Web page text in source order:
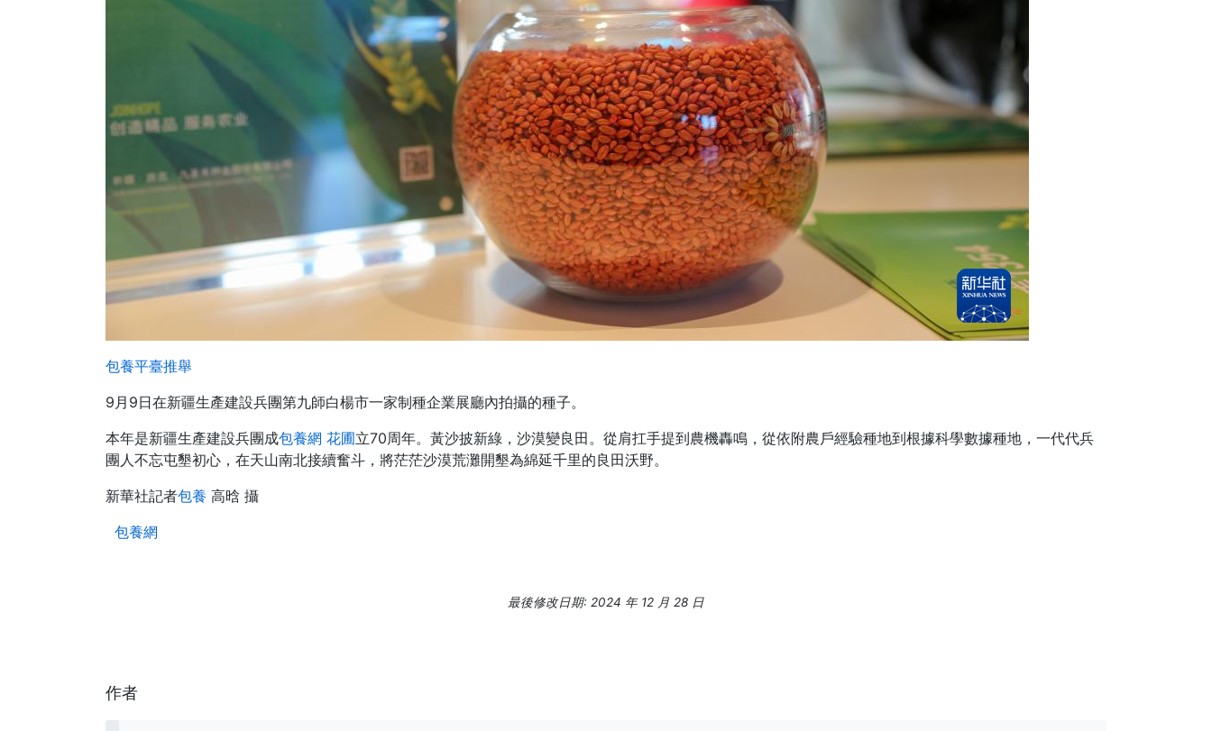
包養平臺推舉
9月9日在新疆生產建設兵團第九師白楊市一家制種企業展廳內拍攝的種子。
本年是新疆生產建設兵團成包養網 花圃立70周年。黃沙披新綠，沙漠變良田。從肩扛手提到農機轟鳴，從依附農戶經驗種地到根據科學數據種地，一代代兵
團人不忘屯墾初心，在天山南北接續奮斗，將茫茫沙漠荒灘開墾為綿延千里的良田沃野。
新華社記者包養 高晗 攝
包養網
最後修改日期: 2024 年 12 月 28 日
作者